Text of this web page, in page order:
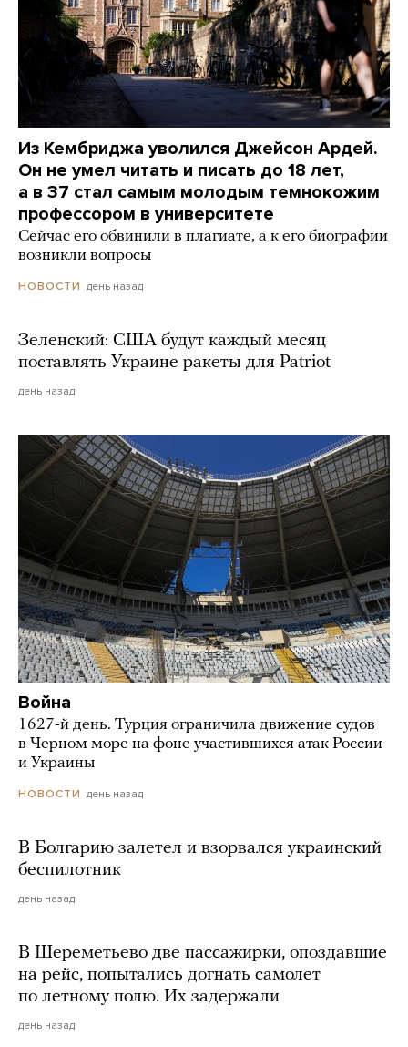
Из Кембриджа уволился Джейсон Ардей.
Он не умел читать и писать до 18 лет,
а в 37 стал самым молодым темнокожим
профессором в университете
Сейчас его обвинили в плагиате, а к его биографии
возникли вопросы
НОВОСТИ день назад
Зеленский: США будут каждый месяц
поставлять Украине ракеты для Patriot
день назад
Война
1627-й день. Турция ограничила движение судов
в Черном море на фоне участившихся атак России
и Украины
НОВОСТИ день назад
В Болгарию залетел и взорвался украинский
беспилотник
день назад
В Шереметьево две пассажирки, опоздавшие
на рейс, попытались догнать самолет
по летному полю. Их задержали
день назад